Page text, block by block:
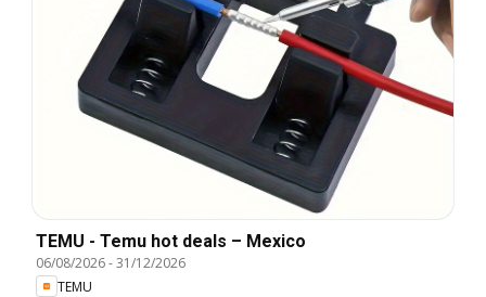
TEMU - Temu hot deals – Mexico
06/08/2026-31/12/2026
TEMU